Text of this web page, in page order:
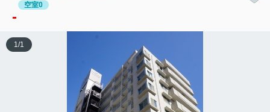
空室0
-
1/1